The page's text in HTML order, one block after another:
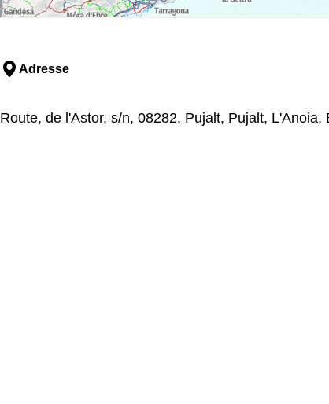
Adresse
Route, de l'Astor, s/n, 08282, Pujalt, Pujalt, L'Anoia,